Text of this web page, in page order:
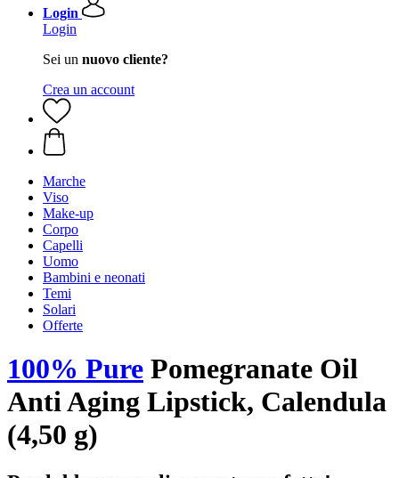
Login
Login
Sei un nuovo cliente?
Crea un account
Marche
Viso
Make-up
Corpo
Capelli
Uomo
Bambini e neonati
Temi
Solari
Offerte
100% Pure Pomegranate Oil
Anti Aging Lipstick, Calendula
(4,50 g)